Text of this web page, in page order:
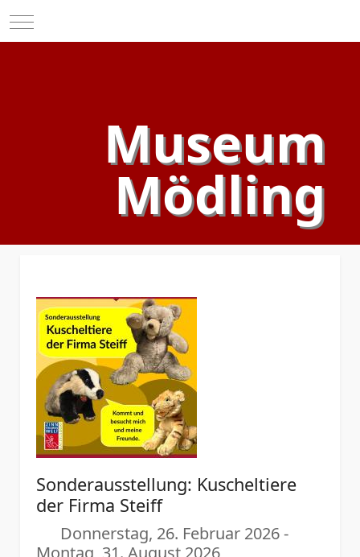
Mobile Menu Toggle
Museum
Mödling
Sonderausstellung: Kuscheltiere
der Firma Steiff
Donnerstag, 26. Februar 2026-